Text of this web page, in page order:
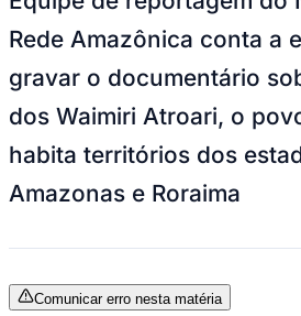
Rede Amazônica conta a
gravar o documentário
dos Waimiri Atroari, o
habita territórios dos
Amazonas e Roraima
Comunicar erro nesta matéria